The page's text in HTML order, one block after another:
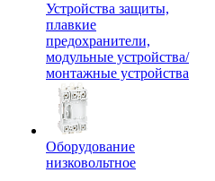
Устройства защиты,
плавкие
предохранители,
модульные устройства/
монтажные устройства
Оборудование
низковольтное